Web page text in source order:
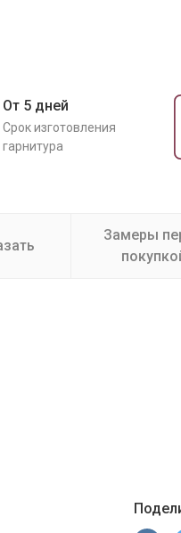
От 5 дней
Срок изготовления
гарнитура
Замеры